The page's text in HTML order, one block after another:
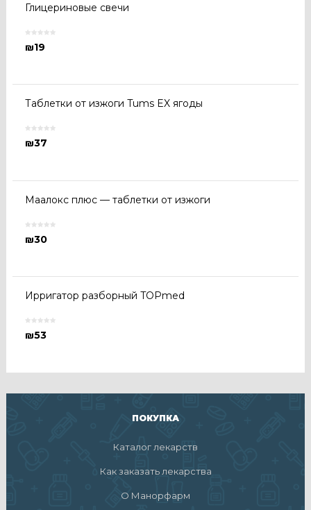
Глицериновые свечи
₪19
Таблетки от изжоги Tums EX ягоды
₪37
Маалокс плюс — таблетки от изжоги
₪30
Ирригатор разборный TOPmed
₪53
ПОКУПКА
Каталог лекарств
Как заказать лекарства
О Манорфарм